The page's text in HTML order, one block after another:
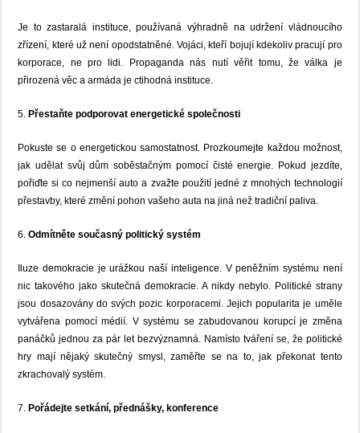
Je to zastaralá instituce, používaná výhradně na udržení vládnoucího
zřízení, které už není opodstatněné. Vojáci, kteří bojují kdekoliv pracují pro
korporace, ne pro lidi. Propaganda nás nutí věřit tomu, že válka je
přirozená věc a armáda je ctihodná instituce.
5. Přestaňte podporovat energetické společnosti
Pokuste se o energetickou samostatnost. Prozkoumejte každou možnost,
jak udělat svůj dům soběstačným pomocí čisté energie. Pokud jezdíte,
pořiďte si co nejmenší auto a zvažte použití jedné z mnohých technologií
přestavby, které změní pohon vašeho auta na jiná než tradiční paliva.
6.Odmítněte současný politický systém
Iluze demokracie je urážkou naší inteligence. V peněžním systému není
nic takového jako skutečná demokracie. A nikdy nebylo. Politické strany
jsou dosazovány do svých pozic korporacemi. Jejich popularita je uměle
vytvářena pomocí médií. V systému se zabudovanou korupcí je změna
panáčků jednou za pár let bezvýznamná. Namísto tváření se, že politické
hry mají nějaký skutečný smysl, zaměřte se na to, jak překonat tento
zkrachovalý systém.
7. Pořádejte setkání, přednášky, konference